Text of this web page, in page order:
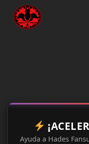
Ayuda a Hades